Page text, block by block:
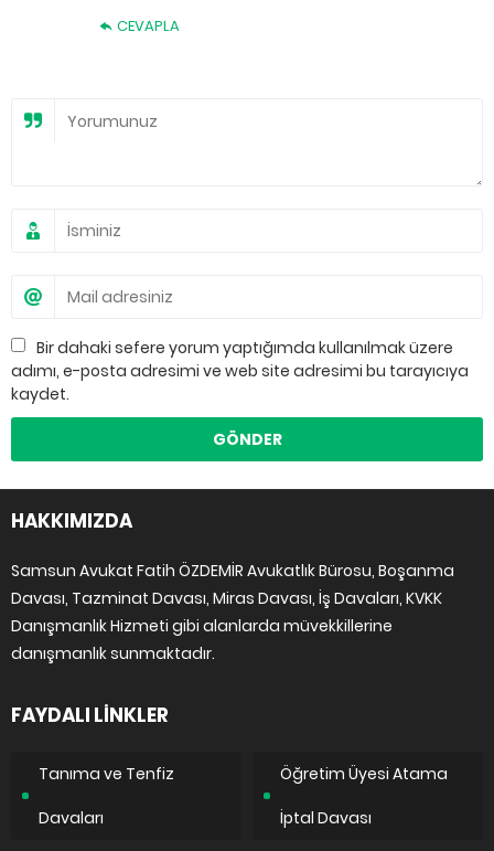
CEVAPLA
Bir dahaki sefere yorum yaptığımda kullanılmak üzere
adımı, e-posta adresimi ve web site adresimi bu tarayıcıya
kaydet.
HAKKIMIZDA
Samsun Avukat Fatih ÖZDEMİR Avukatlık Bürosu, Boşanma
Davası, Tazminat Davası, Miras Davası, İş Davaları, KVKK
Danışmanlık Hizmeti gibi alanlarda müvekkillerine
danışmanlık sunmaktadır.
FAYDALI LİNKLER
Tanıma ve Tenfiz
Davaları
Öğretim Üyesi Atama
İptal Davası